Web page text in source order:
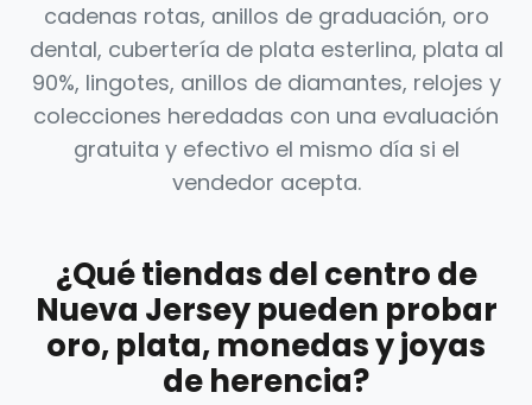
cadenas rotas, anillos de graduación, oro
dental, cubertería de plata esterlina, plata al
90%, lingotes, anillos de diamantes, relojes y
colecciones heredadas con una evaluación
gratuita y efectivo el mismo día si el
vendedor acepta.
¿Qué tiendas del centro de
Nueva Jersey pueden probar
oro, plata, monedas y joyas
de herencia?